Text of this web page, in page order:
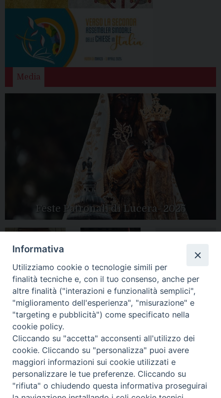
Media
Feste Patronali di Lucera- 2025
Apertura Anno
Mariae in Diocesi
Tutte le gallery
CONTATTI:
LUCERA: Piazza Duomo, 13 - 71036 Lucera (FG) − tel.
0881/520882 - e-mail: info@diocesiluceratroia.it
Segreteria del
Vescovo: tel/fax 0881/522244 - e-mail:
vescovo@diocesiluceratroia.it
TROIA : Piazza Episcopio - 71029 Troia (FG) − tel. 0881/977051
Informativa
Utilizziamo cookie o tecnologie simili per
finalità tecniche e, con il tuo consenso, anche per
altre finalità ("interazioni e funzionalità semplici",
"miglioramento dell'esperienza", "misurazione" e
"targeting e pubblicità") come specificato nella
cookie policy.
Cliccando su "accetta" acconsenti all'utilizzo dei
cookie. Cliccando su "personalizza" puoi avere
maggiori informazioni sui cookie utilizzati e
personalizzare le tue preferenze. Cliccando su
"rifiuta" o chiudendo questa informativa proseguirai